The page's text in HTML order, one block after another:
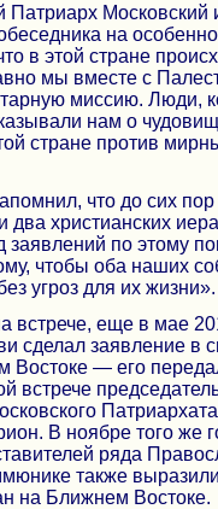
Московский
на
в этой стране
мы вместе с
миссию. Люди,
нам о
стране против
что до сих
христианских
заявлений по этому
чтобы оба наших
угроз для их жизни».
встрече, еще в мае
сделал заявление в
Востоке — его
встрече
В ноябре того же
ряда
также
на Ближнем Востоке.